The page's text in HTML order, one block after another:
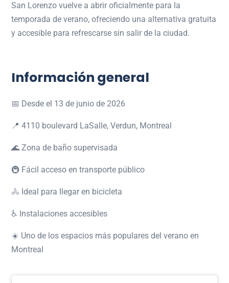
San Lorenzo vuelve a abrir oficialmente para la
temporada de verano, ofreciendo una alternativa gratuita
y accesible para refrescarse sin salir de la ciudad.
Información general
📅 Desde el 13 de junio de 2026
📍 4110 boulevard LaSalle, Verdun, Montreal
🌊 Zona de baño supervisada
🚇 Fácil acceso en transporte público
🚴 Ideal para llegar en bicicleta
♿ Instalaciones accesibles
☀️ Uno de los espacios más populares del verano en
Montreal